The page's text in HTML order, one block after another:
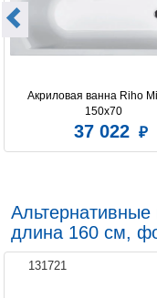
Акриловая ванна Riho
150x70
37 022
Альтернативные
длина 160 см,
131721